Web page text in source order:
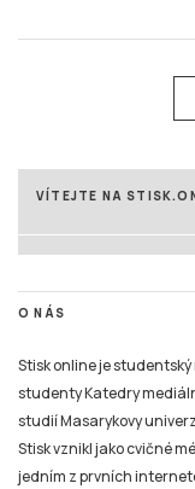
VÍTEJTE NA
O NÁS
Stisk online je
studenty Katedry
studií Masarykovy
Stisk vznikl jako cvičné
jedním z prvních